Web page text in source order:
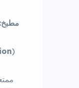
مطبخ:
)